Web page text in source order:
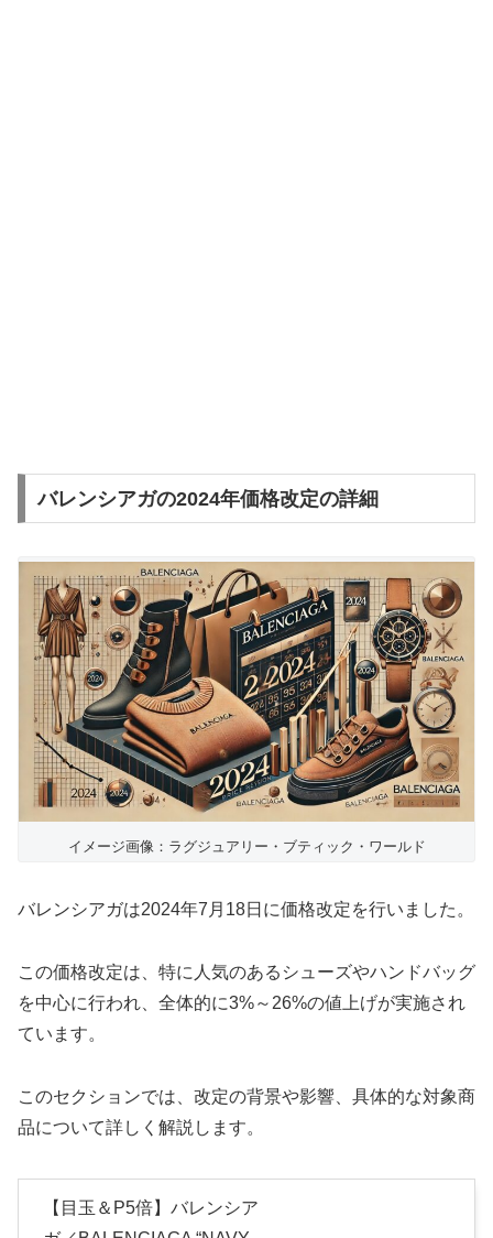
バレンシアガの2024年価格改定の詳細
イメージ画像：ラグジュアリー・ブティック・ワールド
バレンシアガは2024年7月18日に価格改定を行いました。
この価格改定は、特に人気のあるシューズやハンドバッグ
を中心に行われ、全体的に3%～26%の値上げが実施され
ています。
このセクションでは、改定の背景や影響、具体的な対象商
品について詳しく解説します。
【目玉＆P5倍】バレンシア